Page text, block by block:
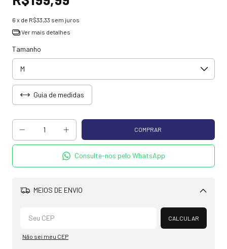
6 x de R$33,33 sem juros
Ver mais detalhes
Tamanho
Guia de medidas
Consulte-nos pelo WhatsApp
MEIOS DE ENVIO
Alterar CEP
CALCULAR
Não sei meu CEP